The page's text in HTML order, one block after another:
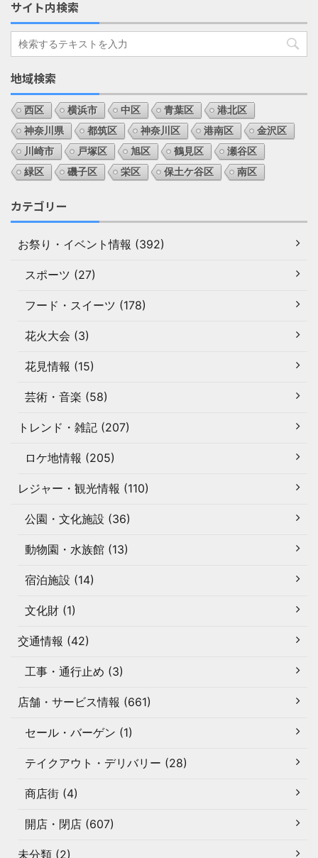
サイト内検索
地域検索
西区 横浜市 中区 青葉区
港北区
神奈川県
都筑区 神奈川区 港南区
金沢区
川崎市
戸塚区 旭区 鶴見区
瀬谷区
緑区
磯子区 栄区 保土ケ谷区 南区
カテゴリー
お祭り・イベント情報 (392)
スポーツ (27)
フード・スイーツ (178)
花火大会 (3)
花見情報 (15)
芸術・音楽 (58)
トレンド・雑記 (207)
ロケ地情報 (205)
レジャー・観光情報 (110)
公園・文化施設 (36)
動物園・水族館 (13)
宿泊施設 (14)
文化財 (1)
交通情報 (42)
工事・通行止め (3)
店舗・サービス情報 (661)
セール・バーゲン (1)
テイクアウト・デリバリー (28)
商店街 (4)
開店・閉店 (607)
未分類 (2)